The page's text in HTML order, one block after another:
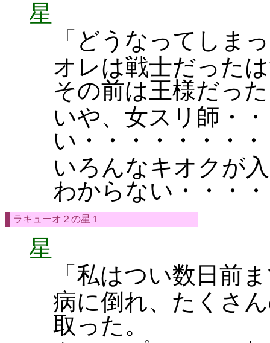
星
「どうなってしま
オレは戦士だった
その前は王様だっ
いや、女スリ師・
い・・・・・・・・
いろんなキオクが
わからない・・・
ラキューオ２の星１
星
「私はつい数日前
病に倒れ、たくさ
取った。